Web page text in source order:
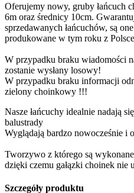
Oferujemy nowy, gruby łańcuch
6m oraz średnicy 10cm.
sprzedawanych łańcuchów, są
produkowane w tym roku z
W przypadku braku wiadomości
zostanie wysłany losowy!
W przypadku braku informacji
zielony choinkowy !!!
Nasze łańcuchy idealnie nadają
balustrady
Wyglądają bardzo nowocześnie i
Tworzywo z którego są
dzięki czemu gałązki choinek nie
Szczegóły produktu